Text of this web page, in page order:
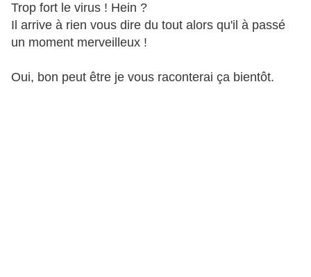
Trop fort le virus ! Hein ?
Il arrive à rien vous dire du tout alors qu'il à passé
un moment merveilleux !
Oui, bon peut être je vous raconterai ça bientôt.